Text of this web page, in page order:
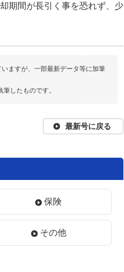
期間が長引く事を恐れず、少
ますが、一部最新データ等に加筆
したものです。
最新号に戻る
保険
その他